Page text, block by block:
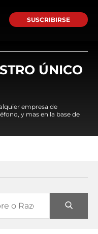
SUSCRIBIRSE
ÚNICO
empresa de
y mas en la base de